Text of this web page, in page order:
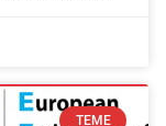
TEME